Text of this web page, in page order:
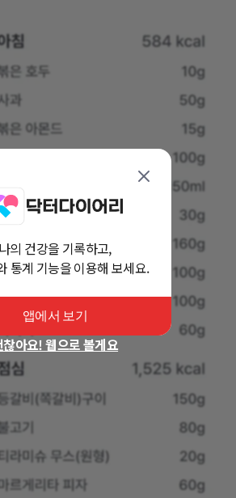
나의 건강을 기록하고,
통계 기능을 이용해 보세요.
앱에서 보기
찮아요! 웹으로 볼게요